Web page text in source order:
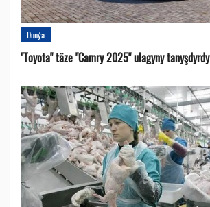
Dünýä
''Toyota" täze "Camry 2025" ulagyny tanyşdyrdy